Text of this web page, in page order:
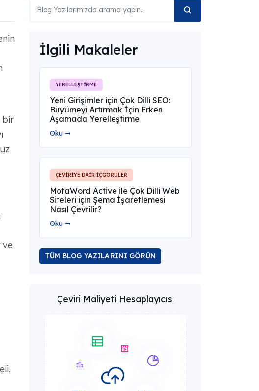
bir
ve
İlgili Makaleler
YERELLEŞTİRME
Yeni Girişimler için Çok Dilli SEO:
Büyümeyi Artırmak İçin Erken
Aşamada Yerelleştirme
Oku ➞
ÇEVİRİYE DAİR İÇGÖRÜLER
MotaWord Active ile Çok Dilli Web
Siteleri için Şema İşaretlemesi
Nasıl Çevrilir?
Oku ➞
TÜM BLOG YAZILARINI GÖRÜN
Çeviri Maliyeti Hesaplayıcısı